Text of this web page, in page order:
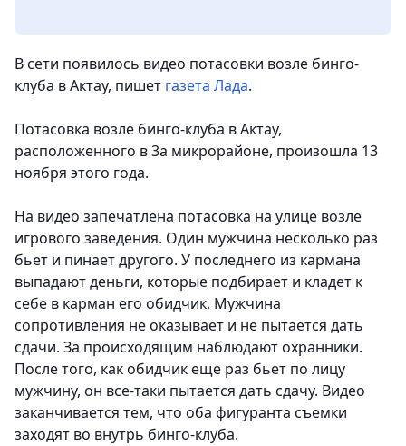
В сети появилось видео потасовки возле бинго-
клуба в Актау, пишет газета Лада.
Потасовка возле бинго-клуба в Актау,
расположенного в 3а микрорайоне, произошла 13
ноября этого года.
На видео запечатлена потасовка на улице возле
игрового заведения. Один мужчина несколько раз
бьет и пинает другого. У последнего из кармана
выпадают деньги, которые подбирает и кладет к
себе в карман его обидчик. Мужчина
сопротивления не оказывает и не пытается дать
сдачи. За происходящим наблюдают охранники.
После того, как обидчик еще раз бьет по лицу
мужчину, он все-таки пытается дать сдачу. Видео
заканчивается тем, что оба фигуранта съемки
заходят во внутрь бинго-клуба.